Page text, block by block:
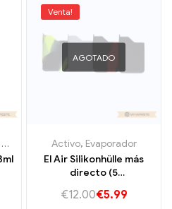
,Evaporador
Venta!
AGOTADO
Activo, Evaporador
El Air Silikonhülle más
directo (5
Cigarrillos electrónicos
€12.00€5.99